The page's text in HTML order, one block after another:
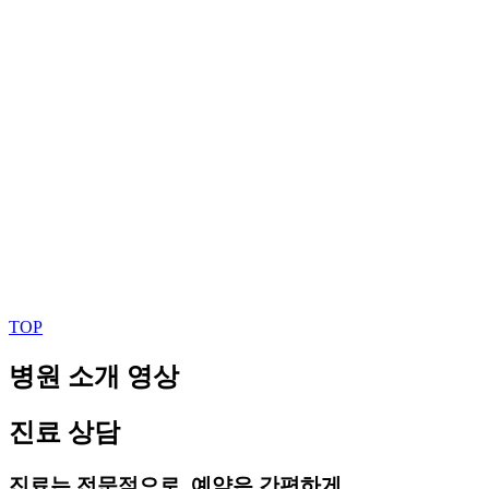
TOP
병원 소개 영상
진료 상담